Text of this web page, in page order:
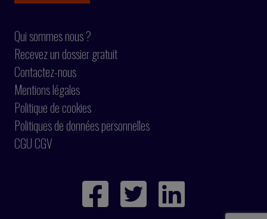
Qui sommes nous ?
Recevez un dossier gratuit
Contactez-nous
Mentions légales
Politique de cookies
Politiques de données personnelles
CGU CGV